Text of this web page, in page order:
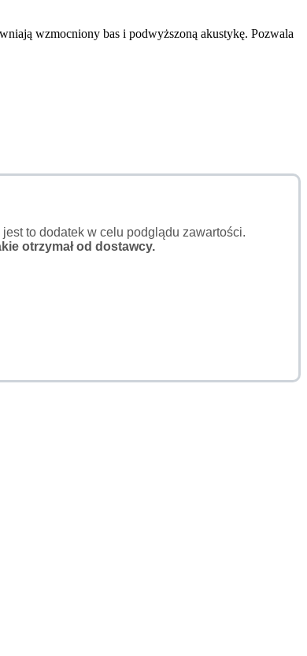
wzmocniony bas i podwyższoną akustykę. Pozwala
to dodatek w celu podglądu zawartości.
otrzymał od dostawcy.